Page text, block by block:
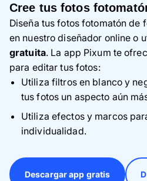
Cree tus fotos
Diseña tus fotos fotomatón de
en nuestro diseñador online o
gratuita. La app Pixum te
para editar tus fotos:
Utiliza filtros en blanco y
tus fotos un aspecto aún
Utiliza efectos y marcos
individualidad.
Descargar app gratis